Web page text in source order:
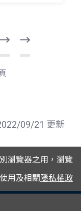
一
後
09/21 更新
瀏覽器之用，瀏覽
用及相關隱私權政